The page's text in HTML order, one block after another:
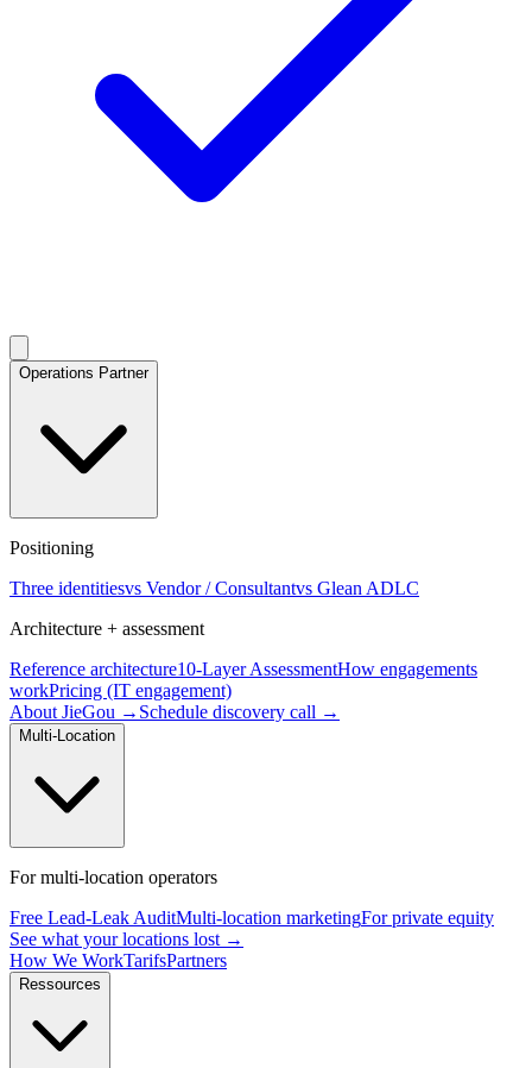
Operations Partner
Positioning
Three identitiesvs Vendor / Consultantvs Glean ADLC
Architecture + assessment
Reference architecture10-Layer AssessmentHow engagements
workPricing (IT engagement)
About JieGou → Schedule discovery call →
Multi-Location
For multi-location operators
Free Lead-Leak AuditMulti-location marketingFor private equity
See what your locations lost →
How We WorkTarifsPartners
Ressources